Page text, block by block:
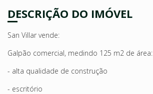
DESCRIÇÃO DO IMÓVEL
San Villar vende:
Galpão comercial, medindo 125 m2 de área:
- alta qualidade de construção
- escritório